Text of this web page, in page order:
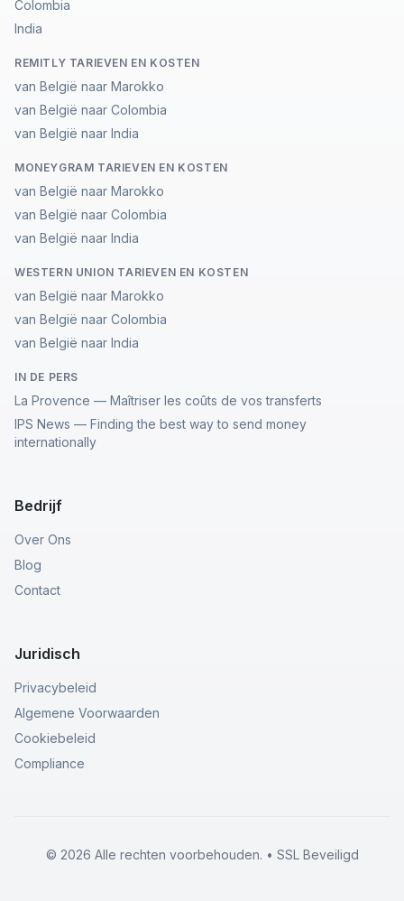
Colombia
India
REMITLY TARIEVEN EN KOSTEN
van België naar Marokko
van België naar Colombia
van België naar India
MONEYGRAM TARIEVEN EN KOSTEN
van België naar Marokko
van België naar Colombia
van België naar India
WESTERN UNION TARIEVEN EN KOSTEN
van België naar Marokko
van België naar Colombia
van België naar India
IN DE PERS
La Provence — Maîtriser les coûts de vos transferts
IPS News — Finding the best way to send money
internationally
Bedrijf
Over Ons
Blog
Contact
Juridisch
Privacybeleid
Algemene Voorwaarden
Cookiebeleid
Compliance
© 2026 Alle rechten voorbehouden. • SSL Beveiligd